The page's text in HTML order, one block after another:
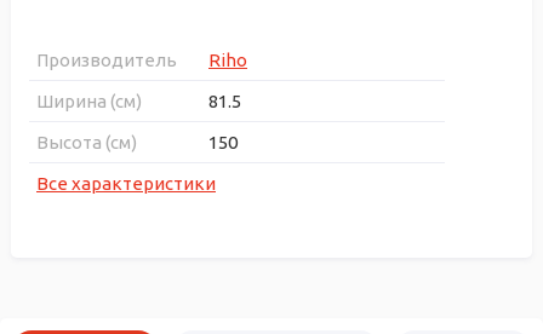
Производитель
Riho
Ширина (см)
81.5
Высота (см)
150
Все характеристики